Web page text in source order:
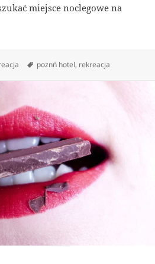
miejsce noclegowe na
Tagi
poznń hotel, rekreacja